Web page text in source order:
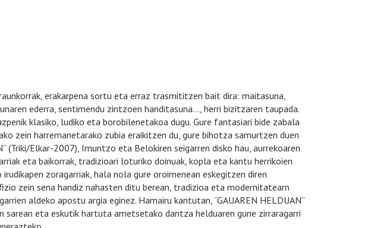
erakarpena sortu eta erraz trasmititzen bait dira: maitasuna,
ederra, sentimendu zintzoen handitasuna…, herri bizitzaren taupada.
klasiko, ludiko eta borobilenetakoa dugu. Gure fantasiari bide zabala
zein harremanetarako zubia eraikitzen du, gure bihotza samurtzen duen
(Triki/Elkar-2007), Imuntzo eta Belokiren seigarren disko hau, aurrekoaren
eta baikorrak, tradizioari loturiko doinuak, kopla eta kantu herrikoien
zoragarriak, hala nola gure oroimenean eskegitzen diren
zein sena handiz nahasten ditu berean, tradizioa eta modernitatearn
aldeko apostu argia eginez. Hamairu kantutan, “GAUAREN HELDUAN”
eta eskutik hartuta ametsetako dantza helduaren gune zirraragarri